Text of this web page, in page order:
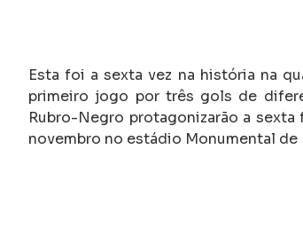
Esta foi a sexta vez na história na
primeiro jogo por três gols de
Rubro-Negro protagonizarão a
novembro no estádio Monumental de